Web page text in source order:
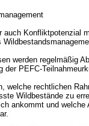
werden regelmäßig
PEFC-
welche rechtlichen
Wildbestände zu
ankommt und